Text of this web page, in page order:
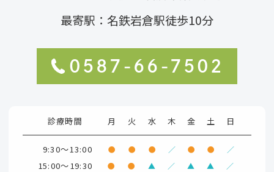
最寄駅：名鉄岩倉駅徒歩10分
0587-66-7502
診療時間 月 火 水 木 金 土 日
9:30～13:00 ● ● ● ／ ● ● ／
15:00～19:30 ● ● ▲ ／ ▲ ▲ ／